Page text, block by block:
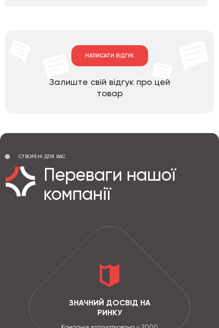
НАПИСАТИ ВІДГУК
Залиште свій відгук про цей
товар
СТВОРЕНІ ДЛЯ ВАС
Переваги нашої
компанії
ЗНАЧНИЙ ДОСВІД НА
РИНКУ